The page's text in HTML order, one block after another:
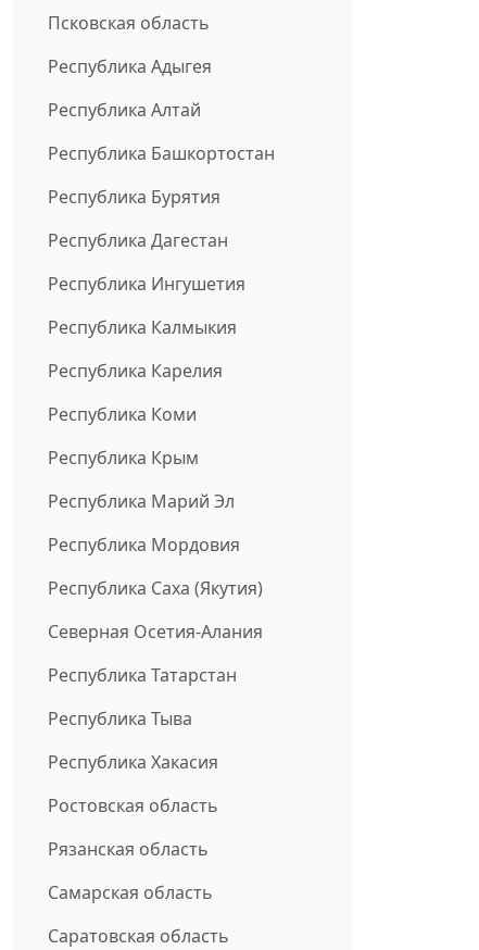
Псковская область
Республика Адыгея
Республика Алтай
Республика Башкортостан
Республика Бурятия
Республика Дагестан
Республика Ингушетия
Республика Калмыкия
Республика Карелия
Республика Коми
Республика Крым
Республика Марий Эл
Республика Мордовия
Республика Саха (Якутия)
Северная Осетия-Алания
Республика Татарстан
Республика Тыва
Республика Хакасия
Ростовская область
Рязанская область
Самарская область
Саратовская область